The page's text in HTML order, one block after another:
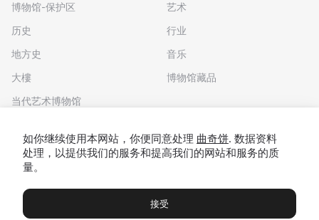
博物馆-保护区
历史
地方史
大樓
当代艺术博物馆
艺术
行业
音乐
博物馆藏品
博物馆 展览及展览 Чаты Вы
如你继续使用本网站，你便同意处理 曲奇饼. 数据资料
处理，以提供我们的服务和提高我们的网站和服务的质
量。
接受